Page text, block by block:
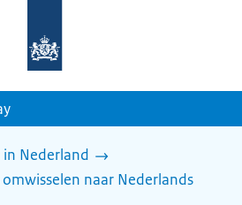
homepage
in Nederland
naar Nederlands